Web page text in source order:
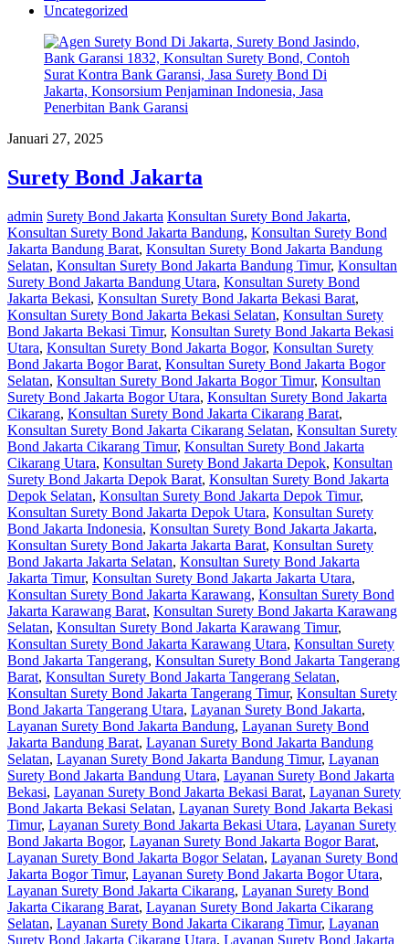
Uncategorized
Januari 27, 2025
Surety Bond Jakarta
admin Surety Bond Jakarta Konsultan Surety Bond Jakarta,
Konsultan Surety Bond Jakarta Bandung, Konsultan Surety Bond
Jakarta Bandung Barat, Konsultan Surety Bond Jakarta Bandung
Selatan, Konsultan Surety Bond Jakarta Bandung Timur, Konsultan
Surety Bond Jakarta Bandung Utara, Konsultan Surety Bond
Jakarta Bekasi, Konsultan Surety Bond Jakarta Bekasi Barat,
Konsultan Surety Bond Jakarta Bekasi Selatan, Konsultan Surety
Bond Jakarta Bekasi Timur, Konsultan Surety Bond Jakarta Bekasi
Utara, Konsultan Surety Bond Jakarta Bogor, Konsultan Surety
Bond Jakarta Bogor Barat, Konsultan Surety Bond Jakarta Bogor
Selatan, Konsultan Surety Bond Jakarta Bogor Timur, Konsultan
Surety Bond Jakarta Bogor Utara, Konsultan Surety Bond Jakarta
Cikarang, Konsultan Surety Bond Jakarta Cikarang Barat,
Konsultan Surety Bond Jakarta Cikarang Selatan, Konsultan Surety
Bond Jakarta Cikarang Timur, Konsultan Surety Bond Jakarta
Cikarang Utara, Konsultan Surety Bond Jakarta Depok, Konsultan
Surety Bond Jakarta Depok Barat, Konsultan Surety Bond Jakarta
Depok Selatan, Konsultan Surety Bond Jakarta Depok Timur,
Konsultan Surety Bond Jakarta Depok Utara, Konsultan Surety
Bond Jakarta Indonesia, Konsultan Surety Bond Jakarta Jakarta,
Konsultan Surety Bond Jakarta Jakarta Barat, Konsultan Surety
Bond Jakarta Jakarta Selatan, Konsultan Surety Bond Jakarta
Jakarta Timur, Konsultan Surety Bond Jakarta Jakarta Utara,
Konsultan Surety Bond Jakarta Karawang, Konsultan Surety Bond
Jakarta Karawang Barat, Konsultan Surety Bond Jakarta Karawang
Selatan, Konsultan Surety Bond Jakarta Karawang Timur,
Konsultan Surety Bond Jakarta Karawang Utara, Konsultan Surety
Bond Jakarta Tangerang, Konsultan Surety Bond Jakarta Tangerang
Barat, Konsultan Surety Bond Jakarta Tangerang Selatan,
Konsultan Surety Bond Jakarta Tangerang Timur, Konsultan Surety
Bond Jakarta Tangerang Utara, Layanan Surety Bond Jakarta,
Layanan Surety Bond Jakarta Bandung, Layanan Surety Bond
Jakarta Bandung Barat, Layanan Surety Bond Jakarta Bandung
Selatan, Layanan Surety Bond Jakarta Bandung Timur, Layanan
Surety Bond Jakarta Bandung Utara, Layanan Surety Bond Jakarta
Bekasi, Layanan Surety Bond Jakarta Bekasi Barat, Layanan Surety
Bond Jakarta Bekasi Selatan, Layanan Surety Bond Jakarta Bekasi
Timur, Layanan Surety Bond Jakarta Bekasi Utara, Layanan Surety
Bond Jakarta Bogor, Layanan Surety Bond Jakarta Bogor Barat,
Layanan Surety Bond Jakarta Bogor Selatan, Layanan Surety Bond
Jakarta Bogor Timur, Layanan Surety Bond Jakarta Bogor Utara,
Layanan Surety Bond Jakarta Cikarang, Layanan Surety Bond
Jakarta Cikarang Barat, Layanan Surety Bond Jakarta Cikarang
Selatan, Layanan Surety Bond Jakarta Cikarang Timur, Layanan
Surety Bond Jakarta Cikarang Utara, Layanan Surety Bond Jakarta